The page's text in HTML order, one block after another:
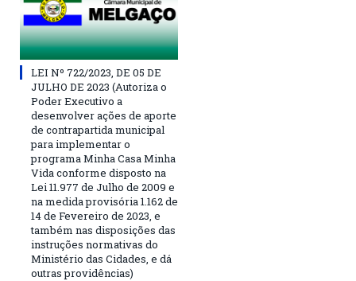
LEI Nº 722/2023, DE 05 DE
JULHO DE 2023 (Autoriza o
Poder Executivo a
desenvolver ações de aporte
de contrapartida municipal
para implementar o
programa Minha Casa Minha
Vida conforme disposto na
Lei 11.977 de Julho de 2009 e
na medida provisória 1.162 de
14 de Fevereiro de 2023, e
também nas disposições das
instruções normativas do
Ministério das Cidades, e dá
outras providências)